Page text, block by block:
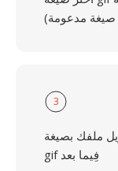
3
ملفك بصيغة
gif فِيما بعد